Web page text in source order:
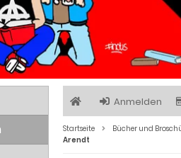
Anmelden
Startseite Bücher und
Arendt